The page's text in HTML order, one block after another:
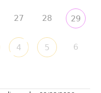
27 28 29
4 5 6